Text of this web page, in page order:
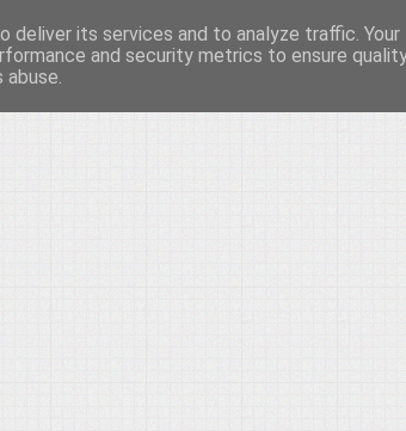
τον πολιτισμό, σε κάθε του μορφή και
deliver its services and to analyze traffic.
and security metrics to ensure